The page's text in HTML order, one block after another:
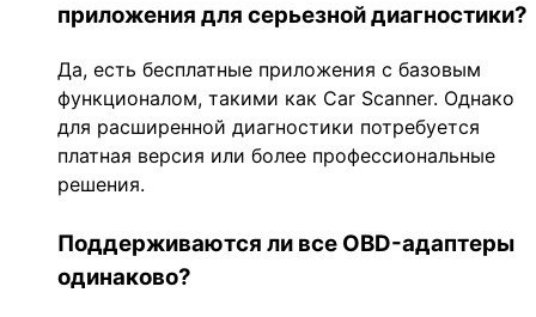
приложения для серьезной диагностики?
Да, есть бесплатные приложения с базовым
функционалом, такими как Car Scanner. Однако
для расширенной диагностики потребуется
платная версия или более профессиональные
решения.
Поддерживаются ли все OBD-адаптеры
одинаково?